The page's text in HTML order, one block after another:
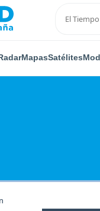
MapasSatélites